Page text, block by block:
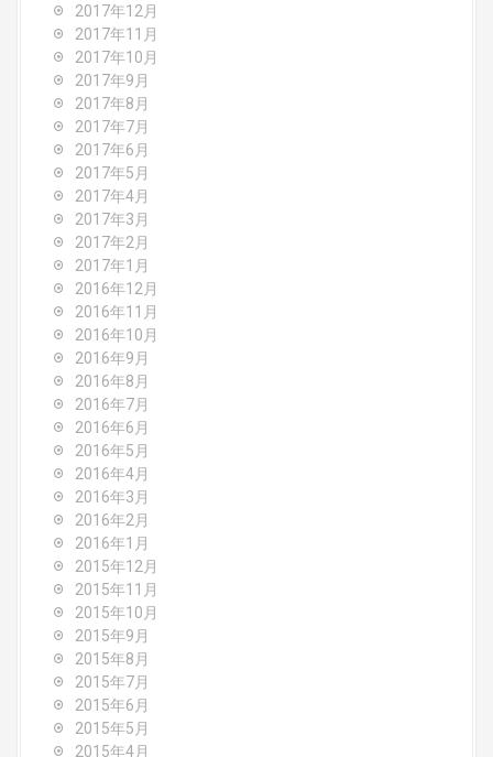
2017年12月
2017年11月
2017年10月
2017年9月
2017年8月
2017年7月
2017年6月
2017年5月
2017年4月
2017年3月
2017年2月
2017年1月
2016年12月
2016年11月
2016年10月
2016年9月
2016年8月
2016年7月
2016年6月
2016年5月
2016年4月
2016年3月
2016年2月
2016年1月
2015年12月
2015年11月
2015年10月
2015年9月
2015年8月
2015年7月
2015年6月
2015年5月
2015年4月